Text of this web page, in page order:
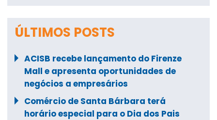
ÚLTIMOS POSTS
ACISB recebe lançamento do Firenze
Mall e apresenta oportunidades de
negócios a empresários
Comércio de Santa Bárbara terá
horário especial para o Dia dos Pais